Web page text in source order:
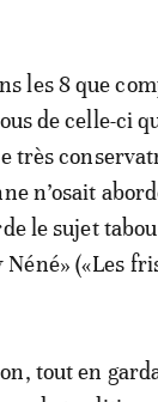
les 8 que
de celle-ci
très
n’osait
le sujet
(«Les
tout en